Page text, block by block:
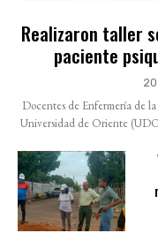
Realizaron taller
paciente
Docentes de Enfermería de
Universidad de Oriente